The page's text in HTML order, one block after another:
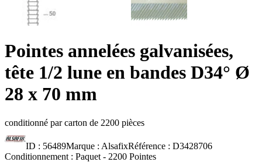
Pointes annelées galvanisées,
tête 1/2 lune en bandes D34° Ø
28 x 70 mm
conditionné par carton de 2200 pièces
ID : 56489Marque : AlsafixRéférence : D3428706
Conditionnement : Paquet - 2200 Pointes